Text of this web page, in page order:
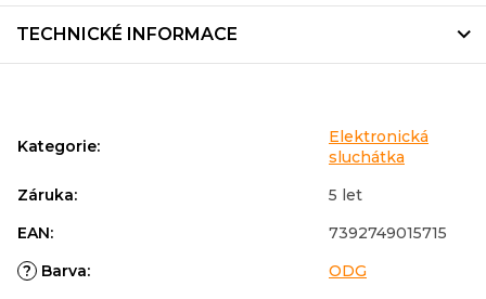
TECHNICKÉ INFORMACE
Kategorie:
Elektronická
sluchátka
Záruka:
5 let
EAN:
7392749015715
?
Barva:
ODG